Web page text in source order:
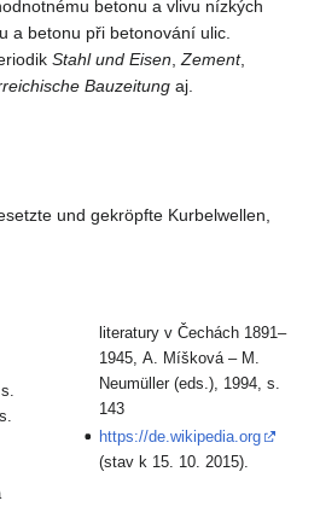
betonu a vlivu nízkých
a betonu při betonování ulic.
Stahl und Eisen Zement,
Bauzeitung aj.
und gekröpfte Kurbelwellen,
literatury v Čechách 1891–
1945, A. Míšková – M.
Neumüller (eds.), 1994, s.
143
https://de.wikipedia.org
(stav k 15. 10. 2015).